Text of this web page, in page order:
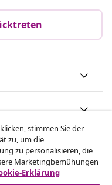
stimmen Sie der
zu, um die
zu personalisieren, die
Marketingbemühungen
Erklärung